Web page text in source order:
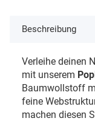
Beschreibung
Verleihe deinen
mit unserem
Baumwollstoff
feine
machen diesen